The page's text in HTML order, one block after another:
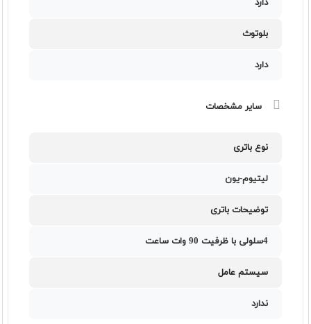
دارد
بلوتوث
دارد
سایر مشخصات
نوع باتری
لیتیوم-یون
توضیحات باتری
4سلولی با ظرفیت 90 وات ساعت
سیستم عامل
ندارد